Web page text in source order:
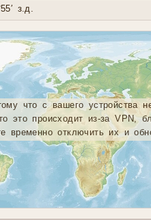
з.д.
что с вашего устройства
это происходит из-за VPN,
временно отключить их и